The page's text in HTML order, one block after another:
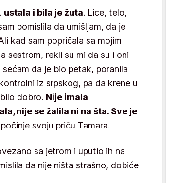
ustala i bila je žuta. Lice, telo,
pomislila da umišljam, da je
kad sam popričala sa mojim
sestrom, rekli su mi da su i oni
da je bio petak, poranila
iz srpskog, pa da krene u
dobro. Nije imala
nije se žalila ni na šta. Sve je
svoju priču Tamara.
sa jetrom i uputio ih na
da nije ništa strašno, dobiće